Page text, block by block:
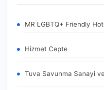
MR LGBTQ+ Friendly
Hizmet Cepte
Tuva Savunma Sanayi